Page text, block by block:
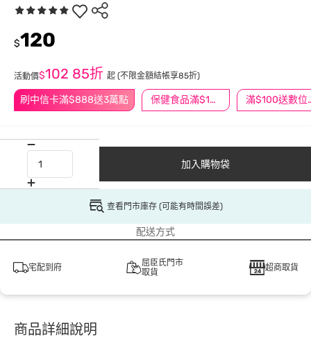
刷中信卡滿$888送3萬點 保健食品滿$1200送$100 滿
$120
活動價$102 85折 起 (不限金額結帳享85折)
加入購物袋
查看門市庫存 (可能有時間誤差)
配送方式
宅配到府
屈臣氏門市
取貨
超商取貨
商品詳細說明